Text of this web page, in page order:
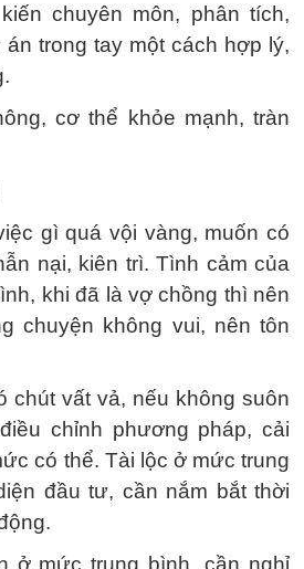
​​chuyên môn, phân tích,
trong tay một cách hợp lý,
cơ thể khỏe mạnh, tràn
gì quá vội vàng, muốn có
nại, kiên trì. Tình cảm của
khi đã là vợ chồng thì nên
chuyện không vui, nên tôn
chút vất vả, nếu không suôn
chỉnh phương pháp, cải
có thể. Tài lộc ở mức trung
đầu tư, cần nắm bắt thời
ở mức trung bình, cần nghỉ